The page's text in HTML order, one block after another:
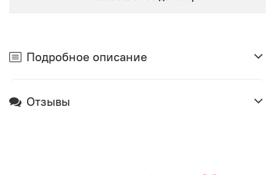
Подробное описание
Отзывы